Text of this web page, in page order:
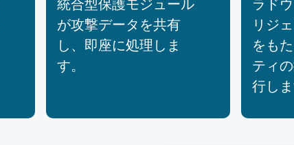
統合型保護モジュール
が攻撃データを共有
し、即座に処理しま
す。
ラド
リジ
をも
ティ
行しま